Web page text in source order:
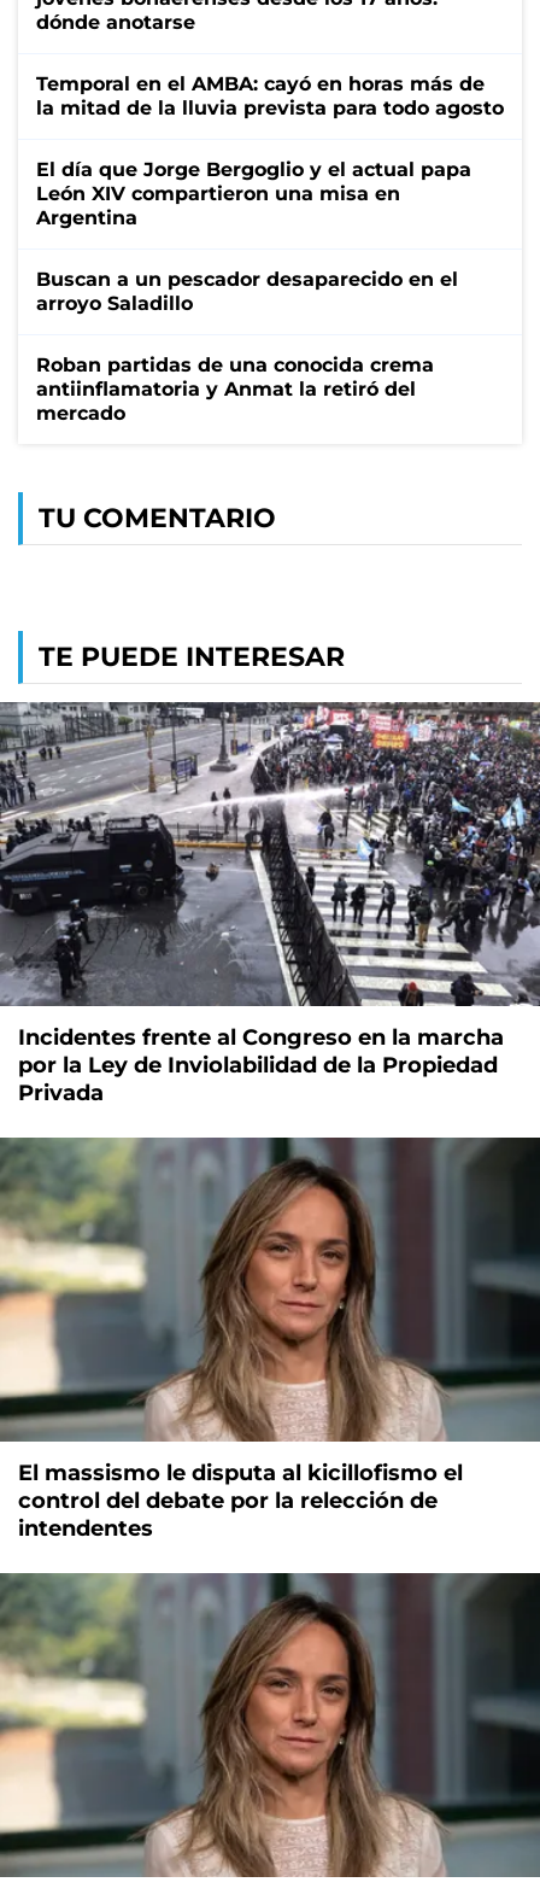
dónde anotarse
Temporal en el AMBA: cayó en horas más de
la mitad de la lluvia prevista para todo agosto
El día que Jorge Bergoglio y el actual papa
León XIV compartieron una misa en
Argentina
Buscan a un pescador desaparecido en el
arroyo Saladillo
Roban partidas de una conocida crema
antiinflamatoria y Anmat la retiró del
mercado
TU COMENTARIO
TE PUEDE INTERESAR
Incidentes frente al Congreso en la marcha
por la Ley de Inviolabilidad de la Propiedad
Privada
El massismo le disputa al kicillofismo el
control del debate por la relección de
intendentes